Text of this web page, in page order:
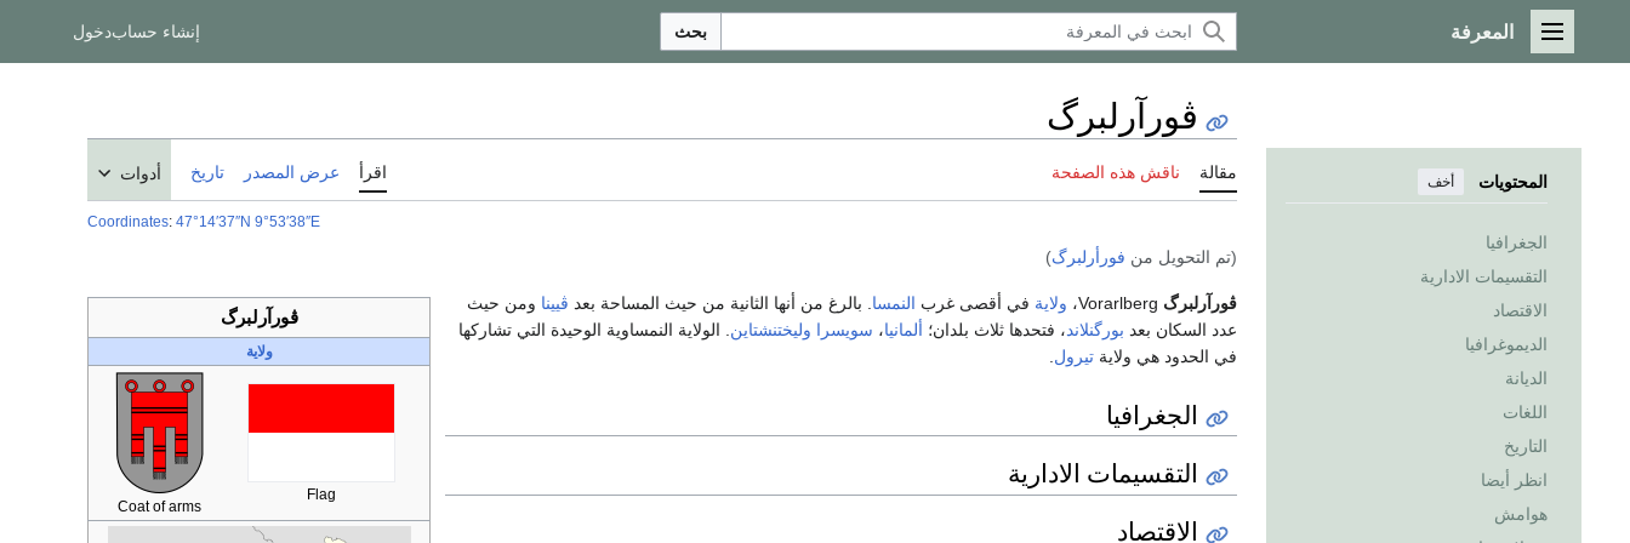
القائمة الرئيسية
المعرفة بحث إنشاء حسابدخول
المحتويات أخف
الجغرافيا
التقسيمات الادارية
الاقتصاد
الديموغرافيا
الديانة
اللغات
التاريخ
انظر أيضا
هوامش
ڤورآرلبرگ
مقالة ناقش هذه الصفحة اقرأ عرض المصدر تاريخ أدوات
Coordinates: 47°14′37″N 9°53′38″E
(تم التحويل من فورأرلبرگ)
ڤورآرلبرگ
ولاية
Flag
Coat of arms
ڤورآرلبرگ ولاية في أقصى غرب النمسا . بالرغ من أنها الثانية من حيث المساحة بعد ڤيينا ومن حيث
عدد السكان بعد بورگنلاند، فتحدها ثلاث بلدان؛ ألمانيا، سويسرا وليختنشتاين . الولاية النمساوية الوحيدة التي تشاركها
في الحدود هي ولاية تيرول
الجغرافيا
التقسيمات الادارية
الاقتصاد